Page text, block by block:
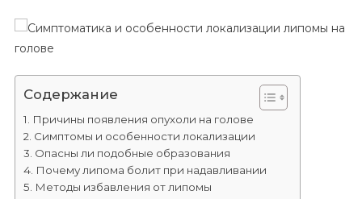
Содержание
Причины появления опухоли на голове
Симптомы и особенности локализации
Опасны ли подобные образования
Почему липома болит при надавливании
Методы избавления от липомы